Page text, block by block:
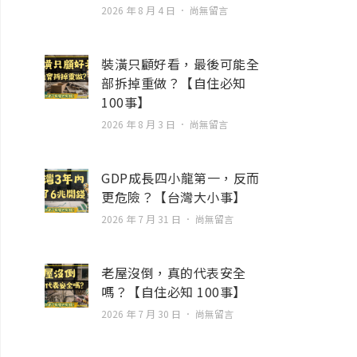
2026 年 8 月 4 日 尚無留言
裝潢只顧好看，最後可能全
部拆掉重做？【自住必知
100事】
2026 年 8 月 3 日 尚無留言
GDP成長四小龍第一，反而
更危險？【台灣大小事】
2026 年 7 月 31 日 尚無留言
老屋沒倒，真的代表安全
嗎？【自住必知 100事】
2026 年 7 月 30 日 尚無留言